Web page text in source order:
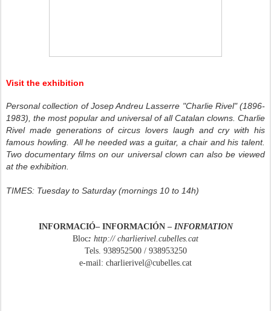
Visit the exhibition
Personal collection of Josep AndreuLasserre "Charlie Rivel" (1896-
1983), the most popular and universal of all Catalan clowns. Charlie
Rivel made generations of circus lovers laugh and cry with his
famous howling.
All he needed was a guitar, a chair and his talent.
Two documentary films on our universal clown can also be viewed
at the exhibition.
TIMES: Tuesday to Saturday (mornings 10 to 14h)
INFORMACIÓ– INFORMACIÓN – INFORMATION
Bloc: http:// charlierivel.cubelles.cat
Tels. 938952500 / 938953250
e-mail: charlierivel@cubelles.cat